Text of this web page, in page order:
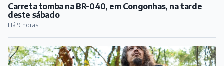
Carreta tomba na BR-040, em Congonhas, na tarde
deste sábado
Há 9 horas